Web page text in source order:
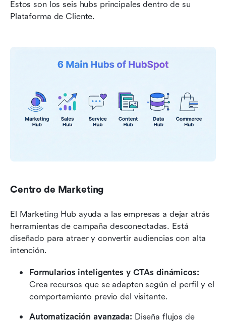
Estos son los seis hubs principales dentro de su
Plataforma de Cliente.
Centro de Marketing
El Marketing Hub ayuda a las empresas a dejar atrás
herramientas de campaña desconectadas. Está
diseñado para atraer y convertir audiencias con alta
intención.
Formularios inteligentes y CTAs dinámicos:
Crea recursos que se adapten según el perfil y el
comportamiento previo del visitante.
Automatización avanzada: Diseña flujos de